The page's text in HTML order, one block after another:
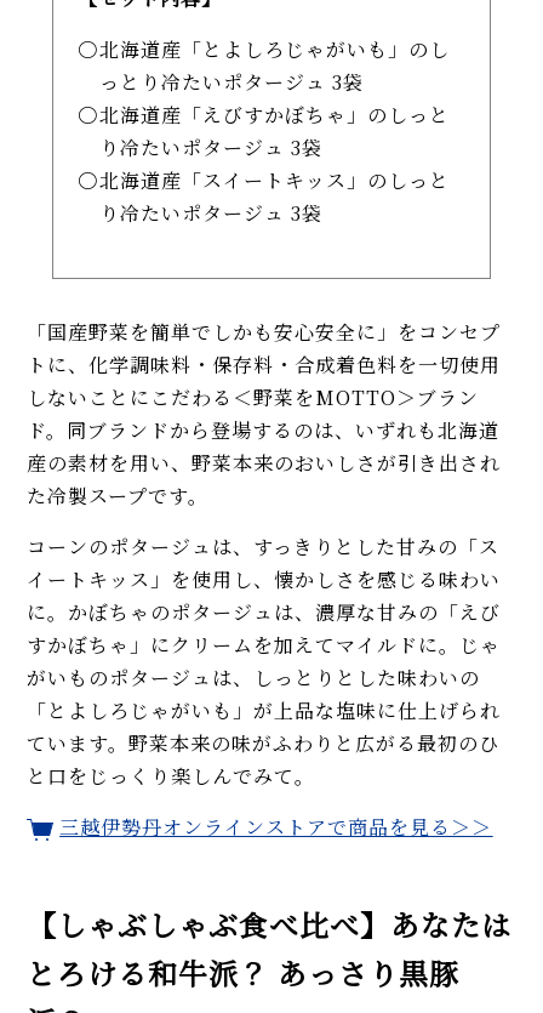
北海道産「とよしろじゃがいも」のし
っとり冷たいポタージュ 3袋
北海道産「えびすかぼちゃ」のしっと
り冷たいポタージュ 3袋
北海道産「スイートキッス」のしっと
り冷たいポタージュ 3袋
「国産野菜を簡単でしかも安心安全に」をコンセプ
トに、化学調味料・保存料・合成着色料を一切使用
しないことにこだわる＜野菜をMOTTO＞ブラン
ド。同ブランドから登場するのは、いずれも北海道
産の素材を用い、野菜本来のおいしさが引き出され
た冷製スープです。
コーンのポタージュは、すっきりとした甘みの「ス
イートキッス」を使用し、懐かしさを感じる味わい
に。かぼちゃのポタージュは、濃厚な甘みの「えび
すかぼちゃ」にクリームを加えてマイルドに。じゃ
がいものポタージュは、しっとりとした味わいの
「とよしろじゃがいも」が上品な塩味に仕上げられ
ています。野菜本来の味がふわりと広がる最初のひ
と口をじっくり楽しんでみて。
三越伊勢丹オンラインストアで商品を見る＞＞
【しゃぶしゃぶ食べ比べ】あなたは
とろける和牛派？ あっさり黒豚